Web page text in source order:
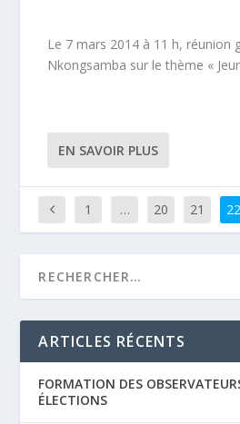
Le 7 mars 2014 à 11 h, réunion
Nkongsamba sur le thème «
EN SAVOIR PLUS
1 … 20 21 22
ARTICLES RÉCENTS
FORMATION DES
ÉLECTIONS